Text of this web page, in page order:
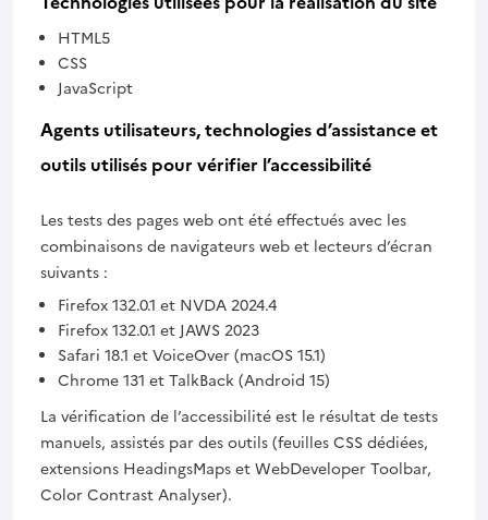
HTML5
CSS
JavaScript
Agents utilisateurs, technologies d’assistance et
outils utilisés pour vérifier l’accessibilité
Les tests des pages web ont été effectués avec les
combinaisons de navigateurs web et lecteurs d’écran
suivants :
Firefox 132.0.1 et NVDA 2024.4
Firefox 132.0.1 et JAWS 2023
Safari 18.1 et VoiceOver (macOS 15.1)
Chrome 131 et TalkBack (Android 15)
La vérification de l’accessibilité est le résultat de tests
manuels, assistés par des outils (feuilles CSS dédiées,
extensions HeadingsMaps et WebDeveloper Toolbar,
Color Contrast Analyser).